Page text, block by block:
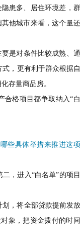
患多、居住环境差，
他城市来看，这个量
是对条件比较成熟、
，更有利于群众根据
存量商品房。
合格项目都争取纳入“
些具体举措来推进这
，进入“白名单”的项目
，将全部贷款提前发
象，把资金拨付的时